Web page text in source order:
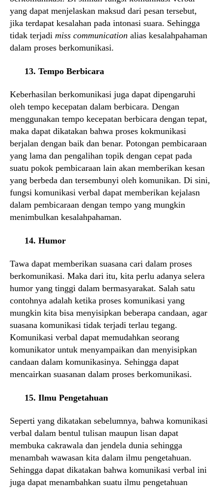
yang dapat menjelaskan maksud dari pesan tersebut,
jika terdapat kesalahan pada intonasi suara. Sehingga
tidak terjadi miss communication alias kesalahpahaman
dalam proses berkomunikasi.
13. Tempo Berbicara
Keberhasilan berkomunikasi juga dapat dipengaruhi
oleh tempo kecepatan dalam berbicara. Dengan
menggunakan tempo kecepatan berbicara dengan tepat,
maka dapat dikatakan bahwa proses kokmunikasi
berjalan dengan baik dan benar. Potongan pembicaraan
yang lama dan pengalihan topik dengan cepat pada
suatu pokok pembicaraan lain akan memberikan kesan
yang berbeda dan tersembunyi oleh komunikan. Di sini,
fungsi komunikasi verbal dapat memberikan kejalasn
dalam pembicaraan dengan tempo yang mungkin
menimbulkan kesalahpahaman.
14. Humor
Tawa dapat memberikan suasana cari dalam proses
berkomunikasi. Maka dari itu, kita perlu adanya selera
humor yang tinggi dalam bermasyarakat. Salah satu
contohnya adalah ketika proses komunikasi yang
mungkin kita bisa menyisipkan beberapa candaan, agar
suasana komunikasi tidak terjadi terlau tegang.
Komunikasi verbal dapat memudahkan seorang
komunikator untuk menyampaikan dan menyisipkan
candaan dalam komunikasinya. Sehingga dapat
mencairkan suasanan dalam proses berkomunikasi.
15. Ilmu Pengetahuan
Seperti yang dikatakan sebelumnya, bahwa komunikasi
verbal dalam bentul tulisan maupun lisan dapat
membuka cakrawala dan jendela dunia sehingga
menambah wawasan kita dalam ilmu pengetahuan.
Sehingga dapat dikatakan bahwa komunikasi verbal ini
juga dapat menambahkan suatu ilmu pengetahuan